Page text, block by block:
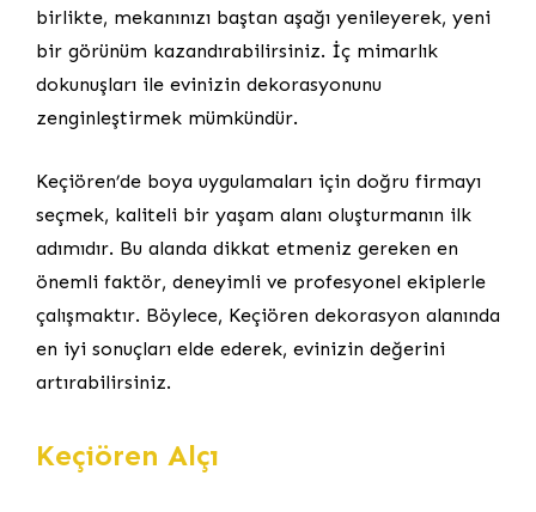
birlikte, mekanınızı baştan aşağı yenileyerek, yeni
bir görünüm kazandırabilirsiniz. İç mimarlık
dokunuşları ile evinizin dekorasyonunu
zenginleştirmek mümkündür.
Keçiören’de boya uygulamaları için doğru firmayı
seçmek, kaliteli bir yaşam alanı oluşturmanın ilk
adımıdır. Bu alanda dikkat etmeniz gereken en
önemli faktör, deneyimli ve profesyonel ekiplerle
çalışmaktır. Böylece, Keçiören dekorasyon alanında
en iyi sonuçları elde ederek, evinizin değerini
artırabilirsiniz.
Keçiören Alçı